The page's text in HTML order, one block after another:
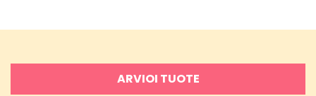
ARVIOI TUOTE